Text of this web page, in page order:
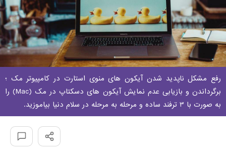
رفع مشکل ناپدید شدن آیکون های منوی استارت در کامپیوتر مک ؛
برگرداندن و بازیابی عدم نمایش آیکون های دسکتاپ در مک (Mac) را
به صورت با 3 ترفند ساده و مرحله به مرحله در سلام دنیا بیاموزید.